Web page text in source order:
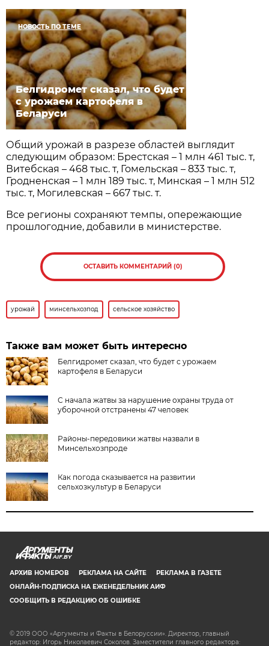
НОВОСТЬ ПО ТЕМЕ
Белгидромет сказал, что будет
с урожаем картофеля в
Беларуси
Общий урожай в разрезе областей выглядит
следующим образом: Брестская – 1 млн 461 тыс. т,
Витебская – 468 тыс. т, Гомельская – 833 тыс. т,
Гродненская – 1 млн 189 тыс. т, Минская – 1 млн 512
тыс. т, Могилевская – 667 тыс. т.
Все регионы сохраняют темпы, опережающие
прошлогодние, добавили в министерстве.
ОСТАВИТЬ КОММЕНТАРИЙ (0)
урожай минсельхозпод сельское хозяйство
Также вам может быть интересно
Белгидромет сказал, что будет с урожаем
картофеля в Беларуси
С начала жатвы за нарушение охраны труда от
уборочной отстранены 47 человек
Районы-передовики жатвы назвали в
Минсельхозпроде
Как погода сказывается на развитии
сельхозкультур в Беларуси
AIF.BY
АРХИВ НОМЕРОВ РЕКЛАМА НА САЙТЕ
РЕКЛАМА В ГАЗЕТЕ
ОНЛАЙН-ПОДПИСКА НА ЕЖЕНЕДЕЛЬНИК АИФ
СООБЩИТЬ В РЕДАКЦИЮ ОБ ОШИБКЕ
© 2019 ООО «Аргументы и Факты в Белоруссии». Директор, главный
редактор: Игорь Николаевич Соколов. Заместители главного редактора: